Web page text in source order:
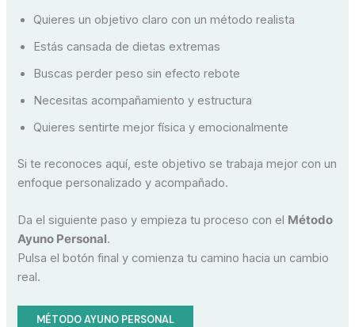
Quieres un objetivo claro con un método realista
Estás cansada de dietas extremas
Buscas perder peso sin efecto rebote
Necesitas acompañamiento y estructura
Quieres sentirte mejor física y emocionalmente
Si te reconoces aquí, este objetivo se trabaja mejor con un
enfoque personalizado y acompañado.
Da el siguiente paso y empieza tu proceso con el Método
Ayuno Personal.
Pulsa el botón final y comienza tu camino hacia un cambio
real.
MÉTODO AYUNO PERSONAL